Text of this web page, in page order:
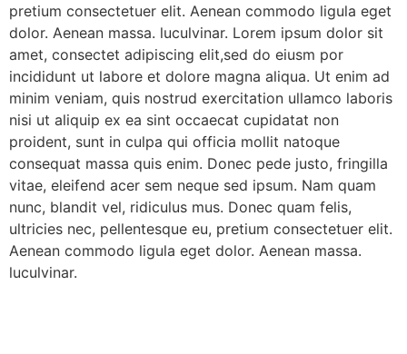
pretium consectetuer elit. Aenean commodo ligula eget
dolor. Aenean massa. luculvinar. Lorem ipsum dolor sit
amet, consectet adipiscing elit,sed do eiusm por
incididunt ut labore et dolore magna aliqua. Ut enim ad
minim veniam, quis nostrud exercitation ullamco laboris
nisi ut aliquip ex ea sint occaecat cupidatat non
proident, sunt in culpa qui officia mollit natoque
consequat massa quis enim. Donec pede justo, fringilla
vitae, eleifend acer sem neque sed ipsum. Nam quam
nunc, blandit vel, ridiculus mus. Donec quam felis,
ultricies nec, pellentesque eu, pretium consectetuer elit.
Aenean commodo ligula eget dolor. Aenean massa.
luculvinar.